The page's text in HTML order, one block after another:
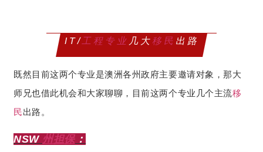
IT/工程专业几大移民出路
既然目前这两个专业是澳洲各州政府主要邀请对象，那大
师兄也借此机会和大家聊聊，目前这两个专业几个主流移
民出路。
NSW 州担保：